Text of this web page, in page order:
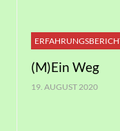
(M)Ein Weg
19. AUGUST 2020